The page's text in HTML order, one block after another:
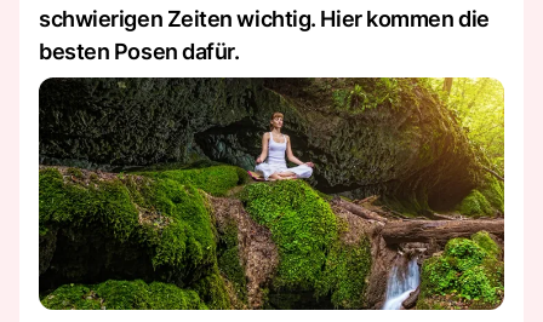
schwierigen Zeiten wichtig. Hier kommen die
besten Posen dafür.